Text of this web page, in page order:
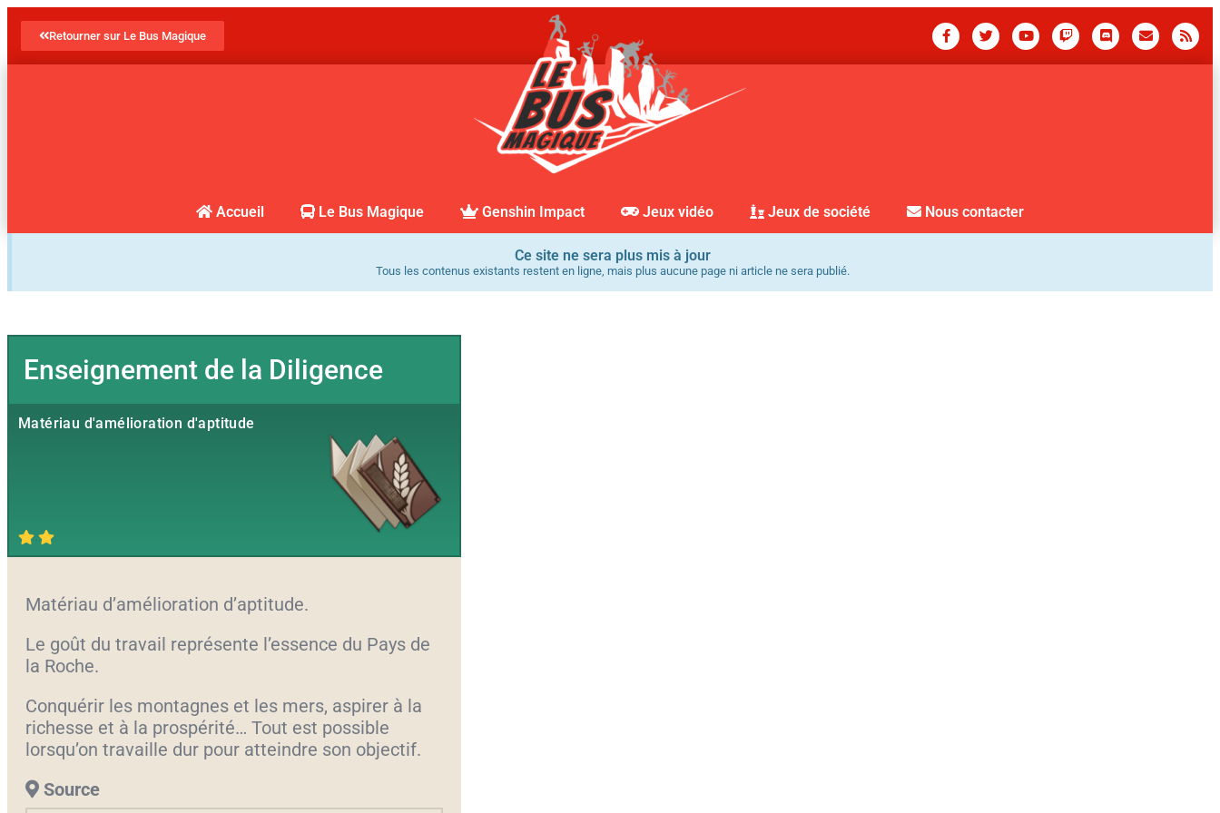
Retourner sur Le Bus Magique
Accueil Le Bus Magique Genshin Impact Jeux vidéo Jeux de société Nous contacter
Ce site ne sera plus mis à jour
Tous les contenus existants restent en ligne, mais plus aucune page ni article ne sera publié.
Enseignement de la Diligence
Matériau d'amélioration d'aptitude
Matériau d’amélioration d’aptitude.
Le goût du travail représente l’essence du Pays de
la Roche.
Conquérir les montagnes et les mers, aspirer à la
richesse et à la prospérité… Tout est possible
lorsqu’on travaille dur pour atteindre son objectif.
Source